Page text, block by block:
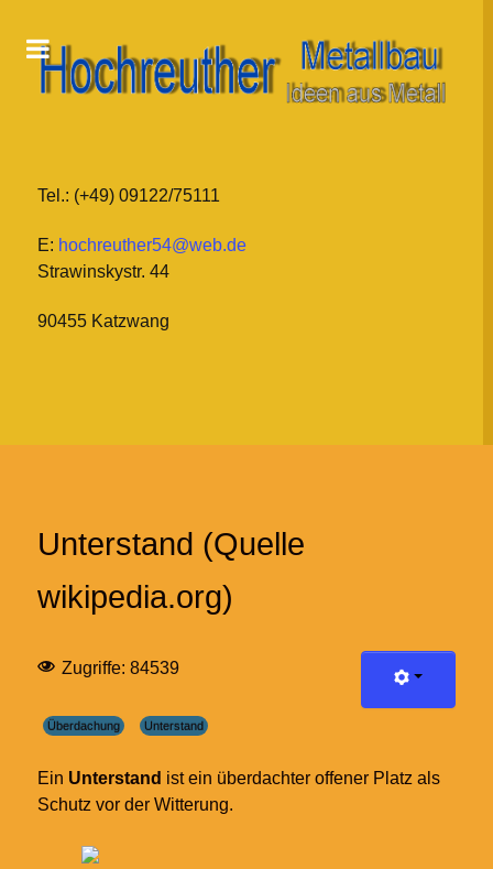
Tel.: (+49) 09122/75111
E: hochreuther54@web.de
Strawinskystr. 44
90455 Katzwang
Unterstand (Quelle
wikipedia.org)
Zugriffe: 84539
Überdachung Unterstand
Ein Unterstand ist ein überdachter offener Platz als
Schutz vor der Witterung.